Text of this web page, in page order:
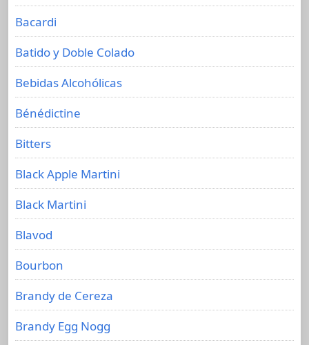
Bacardi
Batido y Doble Colado
Bebidas Alcohólicas
Bénédictine
Bitters
Black Apple Martini
Black Martini
Blavod
Bourbon
Brandy de Cereza
Brandy Egg Nogg